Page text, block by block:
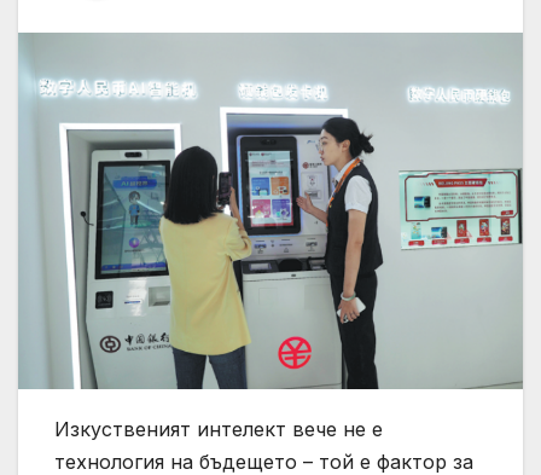
Изкуственият интелект вече не е
технология на бъдещето – той е фактор за